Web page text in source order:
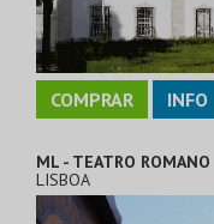
COMPRAR INFO
ML - TEATRO ROMANO
LISBOA